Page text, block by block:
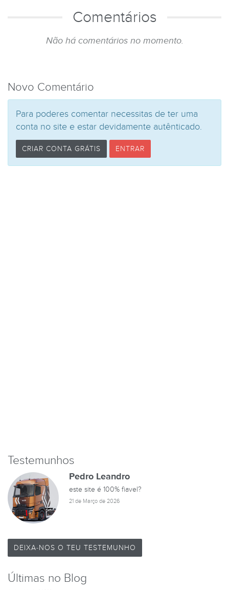
Comentários
Não há comentários no momento.
Novo Comentário
Para poderes comentar necessitas de ter uma
conta no site e estar devidamente autênticado.
CRIAR CONTA GRÁTIS ENTRAR
Testemunhos
Pedro Leandro
este site é 100% fiavel?
21 de Março de 2026
DEIXA-NOS O TEU TESTEMUNHO
Últimas no Blog